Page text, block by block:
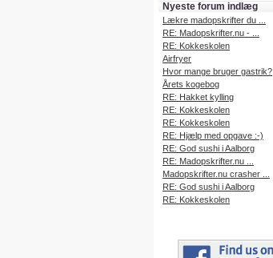
Nyeste forum indlæg
Lækre madopskrifter du ...
RE: Madopskrifter.nu - ...
RE: Kokkeskolen
Airfryer
Hvor mange bruger gastrik?
Årets kogebog
RE: Hakket kylling
RE: Kokkeskolen
RE: Kokkeskolen
RE: Hjælp med opgave :-)
RE: God sushi i Aalborg
RE: Madopskrifter.nu ...
Madopskrifter.nu crasher ...
RE: God sushi i Aalborg
RE: Kokkeskolen